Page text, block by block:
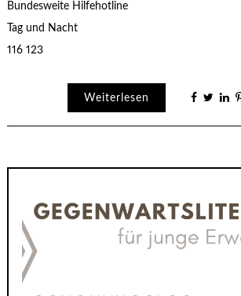
Bundesweite Hilfehotline
Tag und Nacht
116 123
Weiterlesen